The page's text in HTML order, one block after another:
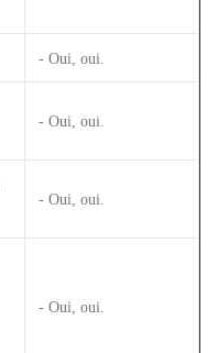
- Oui, oui.
- Oui, oui.
- Oui, oui.
- Oui, oui.